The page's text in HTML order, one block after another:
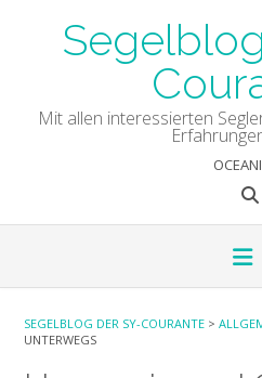
Mit allen interessierten
SEGELBLOG DER SY-COURANTE >
UNTERWEGS